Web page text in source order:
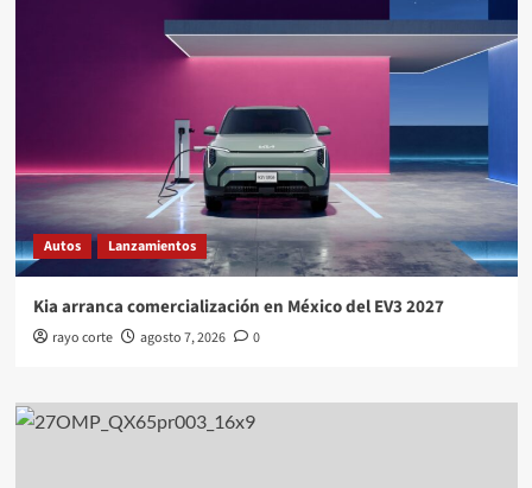
Autos Lanzamientos
Kia arranca comercialización en México del EV3 2027
rayo corte agosto 7, 2026 0